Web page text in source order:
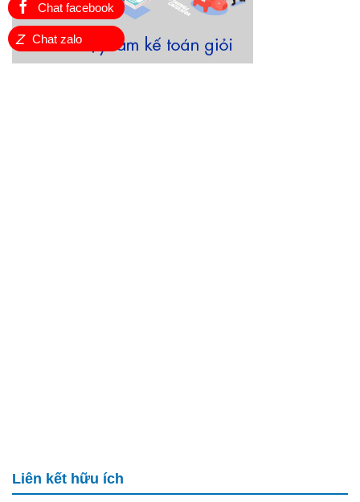
Chat facebook
Z Chat zalo
Liên kết hữu ích